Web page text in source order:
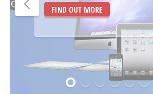
FIND OUT MORE